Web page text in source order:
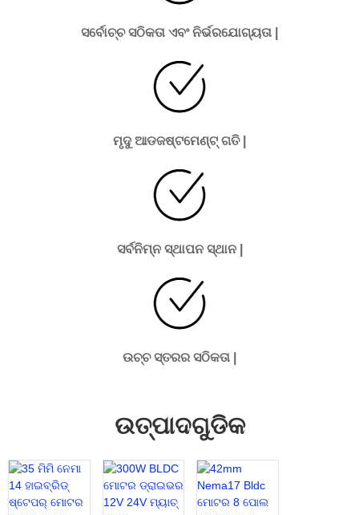
ସର୍ବୋଚ୍ଚ ସଠିକତା ଏବଂ ନିର୍ଭରଯୋଗ୍ୟତା |
ମୃଦୁ ଆଡଜଷ୍ଟମେଣ୍ଟ୍ ଗତି |
ସର୍ବନିମ୍ନ ସ୍ଥାପନ ସ୍ଥାନ |
ଉଚ୍ଚ ସ୍ତରର ସଠିକତା |
ଉତ୍ପାଦଗୁଡିକ